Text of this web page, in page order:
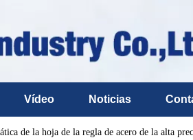
Vídeo Noticias
de la hoja de la regla de acero de la alta